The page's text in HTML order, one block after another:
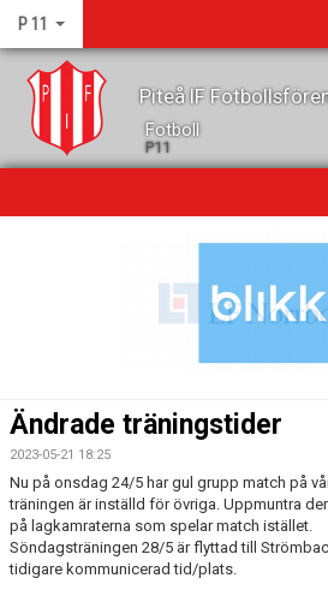
P 11
Piteå IF
Fotboll
P11
TRUPPEN
GÄSTBOK
DOKUMENT
Ändrade träningstider
2023-05-21 18:25
Nu på onsdag 24/5 har gul grupp match på
träningen är inställd för övriga. Uppmuntra
på lagkamraterna som spelar match istället.
Söndagsträningen 28/5 är flyttad till
tidigare kommunicerad tid/plats.